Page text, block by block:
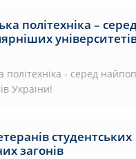
політехніка –
політехніка - серед
України!
студентських
загонів